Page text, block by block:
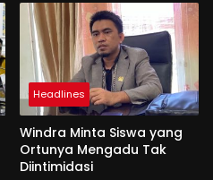
Headlines
Windra Minta Siswa yang
Ortunya Mengadu Tak
Diintimidasi